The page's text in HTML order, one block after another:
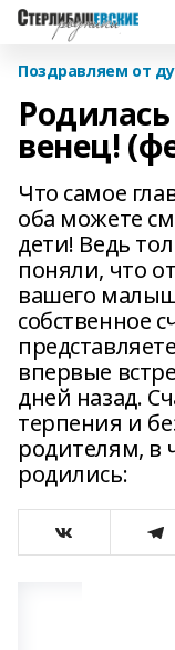
Поздравляем от
венец!
Что самое
оба можете
дети! Ведь
поняли, что
вашего
собственное
впервые
дней назад.
терпения и
родителям, в
родились: